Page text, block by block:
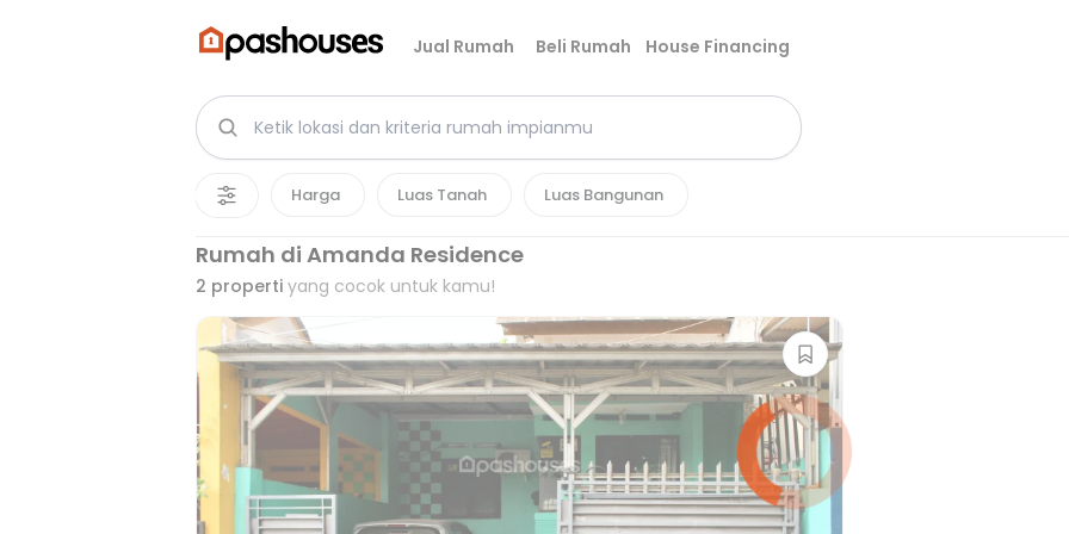
Jual Rumah Beli Rumah House Financing
Harga Luas Tanah Luas Bangunan
Rumah di Amanda Residence
2 properti yang cocok untuk kamu!